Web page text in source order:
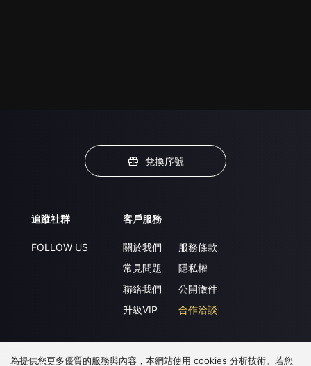
兌換序號
追蹤社群
FOLLOW US
客戶服務
關於我們
常見問題
聯絡我們
升級VIP
服務條款
隱私權
公開徵件
合作洽談
下載 APP
為提供您更多優質的服務與內容，本網站使用 cookies 分析技術。若您